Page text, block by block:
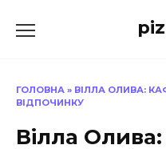
до
ГОЛОВНА » ВІЛЛА ОЛИВА:
ВІДПОЧИНКУ
Вілла